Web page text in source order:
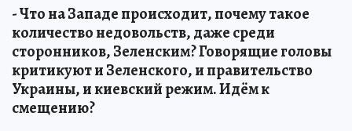
- Что на Западе происходит, почему такое
количество недовольств, даже среди
сторонников, Зеленским? Говорящие головы
критикуют и Зеленского, и правительство
Украины, и киевский режим. Идём к
смещению?